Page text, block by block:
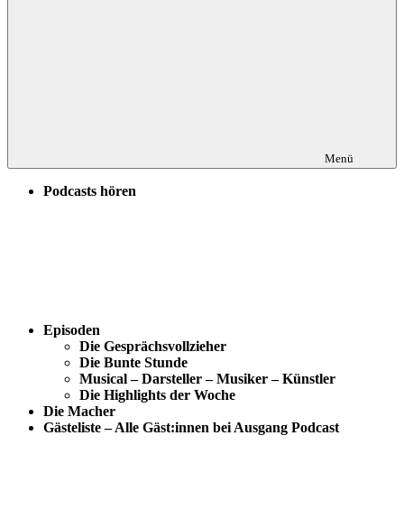
Menü
Podcasts hören
Episoden
Die Gesprächsvollzieher
Die Bunte Stunde
Musical – Darsteller – Musiker – Künstler
Die Highlights der Woche
Die Macher
Gästeliste – Alle Gäst:innen bei Ausgang Podcast